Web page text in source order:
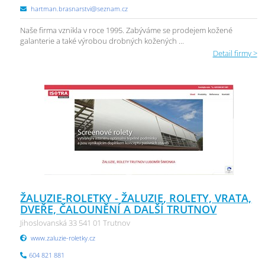
hartman.brasnarstvi@seznam.cz
Naše firma vznikla v roce 1995. Zabýváme se prodejem kožené
galanterie a také výrobou drobných kožených ...
Detail firmy >
ŽALUZIE-ROLETKY - ŽALUZIE, ROLETY, VRATA,
DVEŘE, ČALOUNĚNÍ A DALŠÍ TRUTNOV
Jihoslovanská 33 541 01 Trutnov
www.zaluzie-roletky.cz
604 821 881